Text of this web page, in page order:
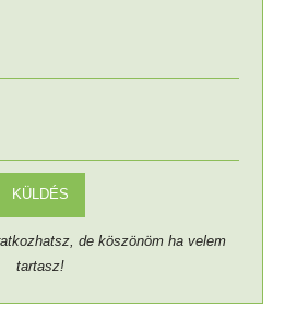
KÜLDÉS
de köszönöm ha velem
tartasz!